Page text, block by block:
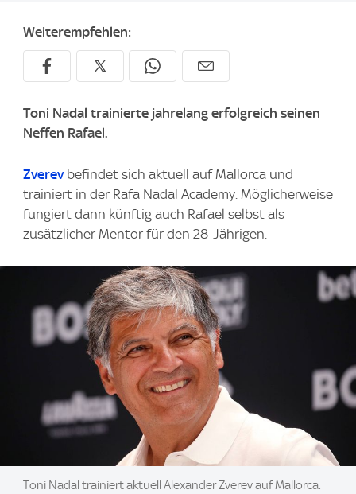
Weiterempfehlen:
Toni Nadal trainierte jahrelang erfolgreich seinen
Neffen Rafael.
Zverevbefindet sich aktuell auf Mallorca und
trainiert in der Rafa Nadal Academy. Möglicherweise
fungiert dann künftig auch Rafael selbst als
zusätzlicher Mentor für den 28-Jährigen.
Image:
Toni Nadal trainiert aktuell Alexander Zverev auf Mallorca.